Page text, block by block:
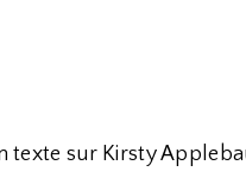
texte sur Kirsty